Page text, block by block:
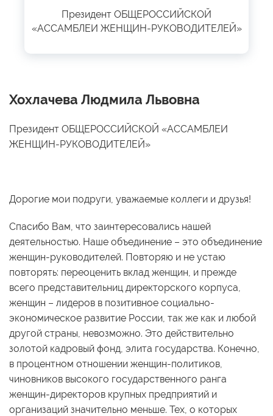
Президент ОБЩЕРОССИЙСКОЙ
«АССАМБЛЕИ ЖЕНЩИН-РУКОВОДИТЕЛЕЙ»
Хохлачева Людмила Львовна
Президент ОБЩЕРОССИЙСКОЙ «АССАМБЛЕИ
ЖЕНЩИН-РУКОВОДИТЕЛЕЙ»
Дорогие мои подруги, уважаемые коллеги и друзья!
Спасибо Вам, что заинтересовались нашей
деятельностью. Наше объединение – это объединение
женщин-руководителей. Повторяю и не устаю
повторять: переоценить вклад женщин, и прежде
всего представительниц директорского корпуса,
женщин – лидеров в позитивное социально-
экономическое развитие России, так же как и любой
другой страны, невозможно. Это действительно
золотой кадровый фонд, элита государства. Конечно,
в процентном отношении женщин-политиков,
чиновников высокого государственного ранга
женщин-директоров крупных предприятий и
организаций значительно меньше. Тех, о которых